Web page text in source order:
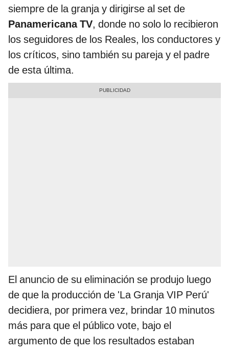
siempre de la granja y dirigirse al set de
Panamericana TV, donde no solo lo recibieron
los seguidores de los Reales, los conductores y
los críticos, sino también su pareja y el padre
de esta última.
El anuncio de su eliminación se produjo luego
de que la producción de 'La Granja VIP Perú'
decidiera, por primera vez, brindar 10 minutos
más para que el público vote, bajo el
argumento de que los resultados estaban